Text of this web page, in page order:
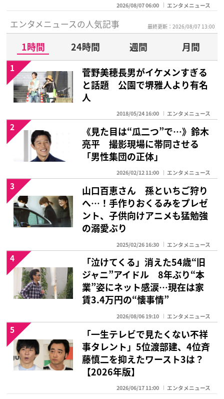
2026/08/07 06:00 エンタメニュース
エンタメニュースの人気記事 最終更新：2026/08/07 13:00
1時間 24時間 週間
月間
菅野美穂長男がイケメンすぎる
と話題 公園で堺雅人より有名
人
2018/05/24 16:00 エンタメニュース
1
《見た目は“瓜二つ”で…》鈴木
亮平 撮影現場に帯同させる
「男性集団の正体」
2026/02/12 11:00 エンタメニュース
2
山口百恵さん 孫といちご狩り
へ…！手作りおくるみをプレゼ
ント、子供向けアニメも猛勉強
の溺愛ぶり
2025/02/26 16:30 エンタメニュース
3
「泣けてくる」消えた54歳“旧
ジャニ”アイドル 8年ぶり“本
業”姿にネット感涙…現在は家
賃3.4万円の“懐事情”
2026/08/06 19:10 エンタメニュース
4
「一生テレビで見たくない不祥
事タレント」5位渡部建、4位斉
藤慎二を抑えたワースト3は？
【2026年版】
2026/06/17 11:00 エンタメニュース
5